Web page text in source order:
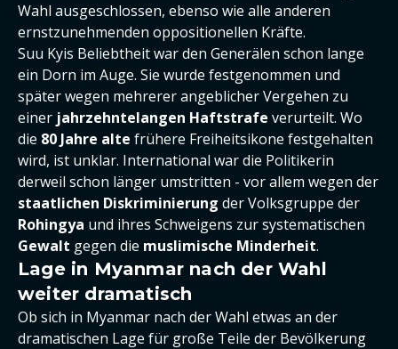
Wahl ausgeschlossen, ebenso wie alle anderen
ernstzunehmenden oppositionellen Kräfte.
Suu Kyis Beliebtheit war den Generälen schon lange
ein Dorn im Auge. Sie wurde festgenommen und
später wegen mehrerer angeblicher Vergehen zu
einer jahrzehntelangen Haftstrafe verurteilt. Wo
die 80 Jahre alte frühere Freiheitsikone festgehalten
wird, ist unklar. International war die Politikerin
derweil schon länger umstritten - vor allem wegen der
staatlichen Diskriminierung der Volksgruppe der
Rohingya und ihres Schweigens zur systematischen
Gewalt gegen die muslimische Minderheit.
Lage in Myanmar nach der Wahl
weiter dramatisch
Ob sich in Myanmar nach der Wahl etwas an der
dramatischen Lage für große Teile der Bevölkerung